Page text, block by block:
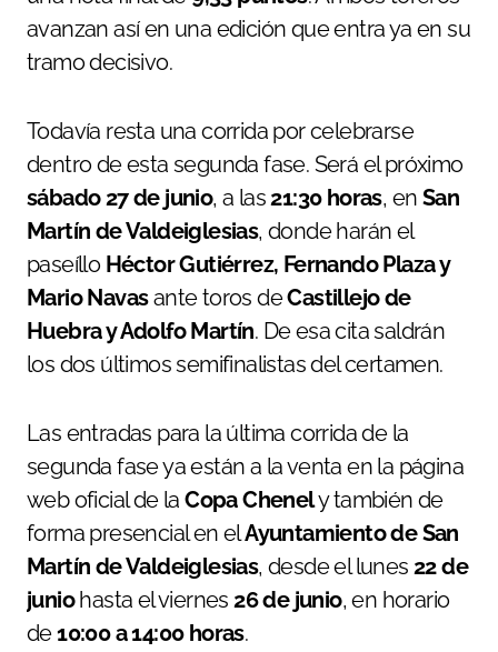
avanzan así en una edición que entra ya en su
tramo decisivo.
Todavía resta una corrida por celebrarse
dentro de esta segunda fase. Será el próximo
sábado 27 de junio, a las21:30 horas, en San
Martín de Valdeiglesias, donde harán el
paseíllo Héctor Gutiérrez, Fernando Plaza y
Mario Navasante toros deCastillejo de
Huebra y Adolfo Martín. De esa cita saldrán
los dos últimos semifinalistas del certamen.
Las entradas para la última corrida de la
segunda fase ya están a la venta en la página
web oficial de laCopa Chenely también de
forma presencial en elAyuntamiento de San
Martín de Valdeiglesias, desde el lunes22 de
juniohasta el viernes26 de junio, en horario
de10:00 a 14:00 horas.